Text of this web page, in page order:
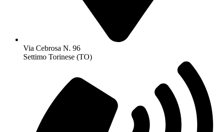
Via Cebrosa N. 96
Settimo Torinese (TO)